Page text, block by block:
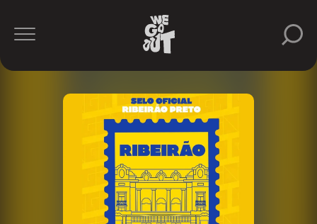
Ginga
https://www.instagram.com/p/DYUr8mOuy6B/